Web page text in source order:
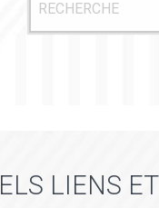
LIENS ET